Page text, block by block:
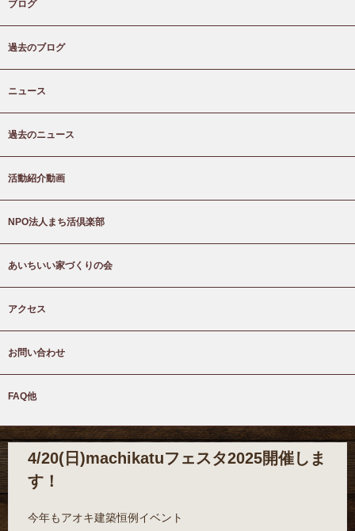
ブログ
過去のブログ
ニュース
過去のニュース
活動紹介動画
NPO法人まち活倶楽部
あいちいい家づくりの会
アクセス
お問い合わせ
FAQ他
4/20(日)machikatuフェスタ2025開催しま
す！
今年もアオキ建築恒例イベント